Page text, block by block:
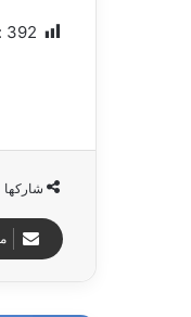
392
شاركها